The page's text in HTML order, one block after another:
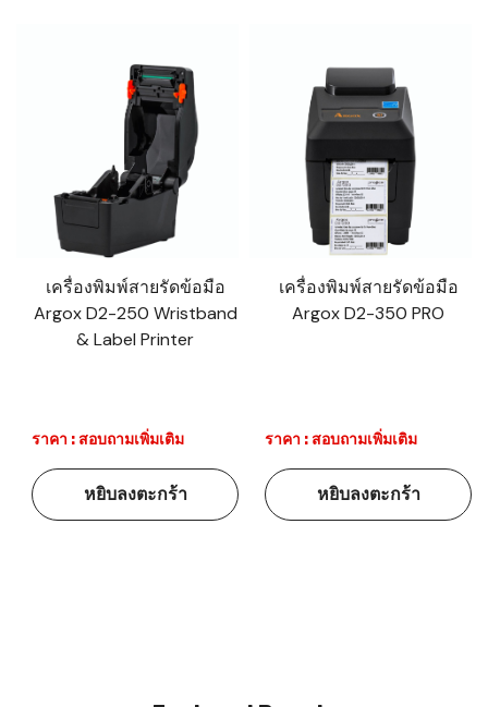
เครื่องพิมพ์สายรัดข้อมือ
Argox D2-250 Wristband
& Label Printer
ราคา : สอบถามเพิ่มเติม
หยิบลงตะกร้า
เครื่องพิมพ์สายรัดข้อมือ
Argox D2-350 PRO
ราคา : สอบถามเพิ่มเติม
หยิบลงตะกร้า